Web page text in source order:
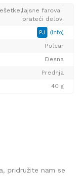
farova i
prateći delovi
PJ (Info)
Polcar
Desna
Prednja
40 g
pridružite nam se